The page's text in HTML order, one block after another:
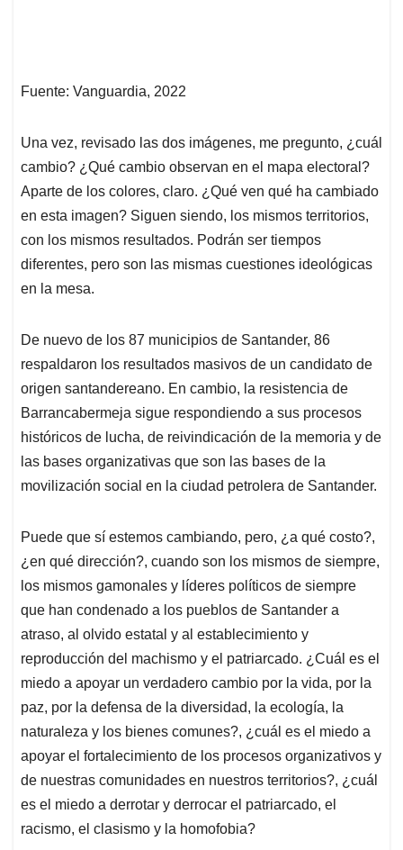
Fuente: Vanguardia, 2022
Una vez, revisado las dos imágenes, me pregunto, ¿cuál
cambio? ¿Qué cambio observan en el mapa electoral?
Aparte de los colores, claro. ¿Qué ven qué ha cambiado
en esta imagen? Siguen siendo, los mismos territorios,
con los mismos resultados. Podrán ser tiempos
diferentes, pero son las mismas cuestiones ideológicas
en la mesa.
De nuevo de los 87 municipios de Santander, 86
respaldaron los resultados masivos de un candidato de
origen santandereano. En cambio, la resistencia de
Barrancabermeja sigue respondiendo a sus procesos
históricos de lucha, de reivindicación de la memoria y de
las bases organizativas que son las bases de la
movilización social en la ciudad petrolera de Santander.
Puede que sí estemos cambiando, pero, ¿a qué costo?,
¿en qué dirección?, cuando son los mismos de siempre,
los mismos gamonales y líderes políticos de siempre
que han condenado a los pueblos de Santander a
atraso, al olvido estatal y al establecimiento y
reproducción del machismo y el patriarcado. ¿Cuál es el
miedo a apoyar un verdadero cambio por la vida, por la
paz, por la defensa de la diversidad, la ecología, la
naturaleza y los bienes comunes?, ¿cuál es el miedo a
apoyar el fortalecimiento de los procesos organizativos y
de nuestras comunidades en nuestros territorios?, ¿cuál
es el miedo a derrotar y derrocar el patriarcado, el
racismo, el clasismo y la homofobia?